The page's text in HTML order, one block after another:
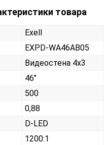
товара
Exell
EXPD-WA46AB05
Видеостена 4х3
46"
500
0,88
D-LED
1200:1